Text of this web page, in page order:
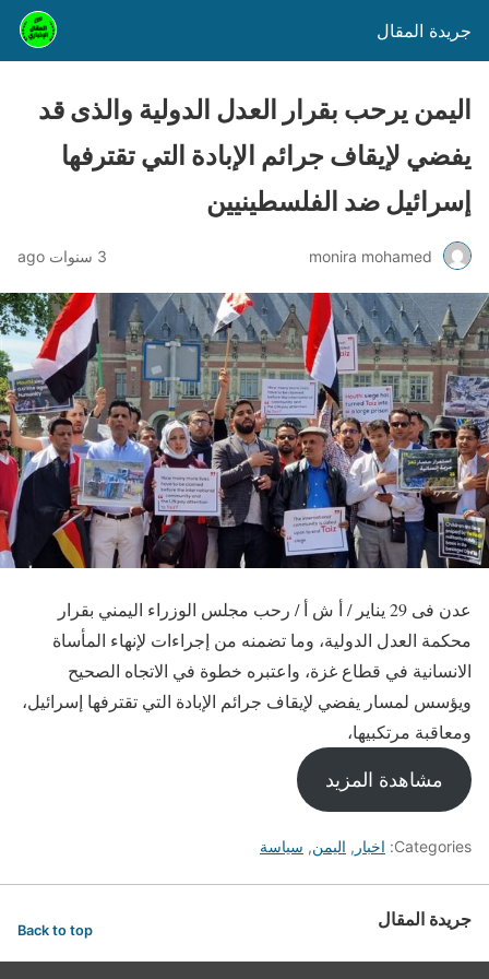
جريدة المقال
اليمن يرحب بقرار العدل الدولية والذى قد
يفضي لإيقاف جرائم الإبادة التي تقترفها
إسرائيل ضد الفلسطينيين
monira mohamed 3 سنوات ago
عدن فى 29 يناير / أ ش أ / رحب مجلس الوزراء اليمني بقرار
محكمة العدل الدولية، وما تضمنه من إجراءات لإنهاء المأساة
الانسانية في قطاع غزة، واعتبره خطوة في الاتجاه الصحيح
ويؤسس لمسار يفضي لإيقاف جرائم الإبادة التي تقترفها إسرائيل،
ومعاقبة مرتكبيها،
مشاهدة المزيد
Categories: اخبار , اليمن, سياسة
جريدة المقال Back to top